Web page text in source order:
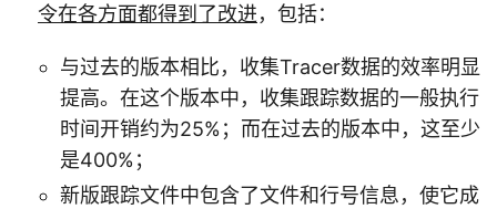
令在各方面都得到了改进，包括：
与过去的版本相比，收集Tracer数据的效率明显
提高。在这个版本中，收集跟踪数据的一般执行
时间开销约为25%；而在过去的版本中，这至少
是400%；
新版跟踪文件中包含了文件和行号信息，使它成